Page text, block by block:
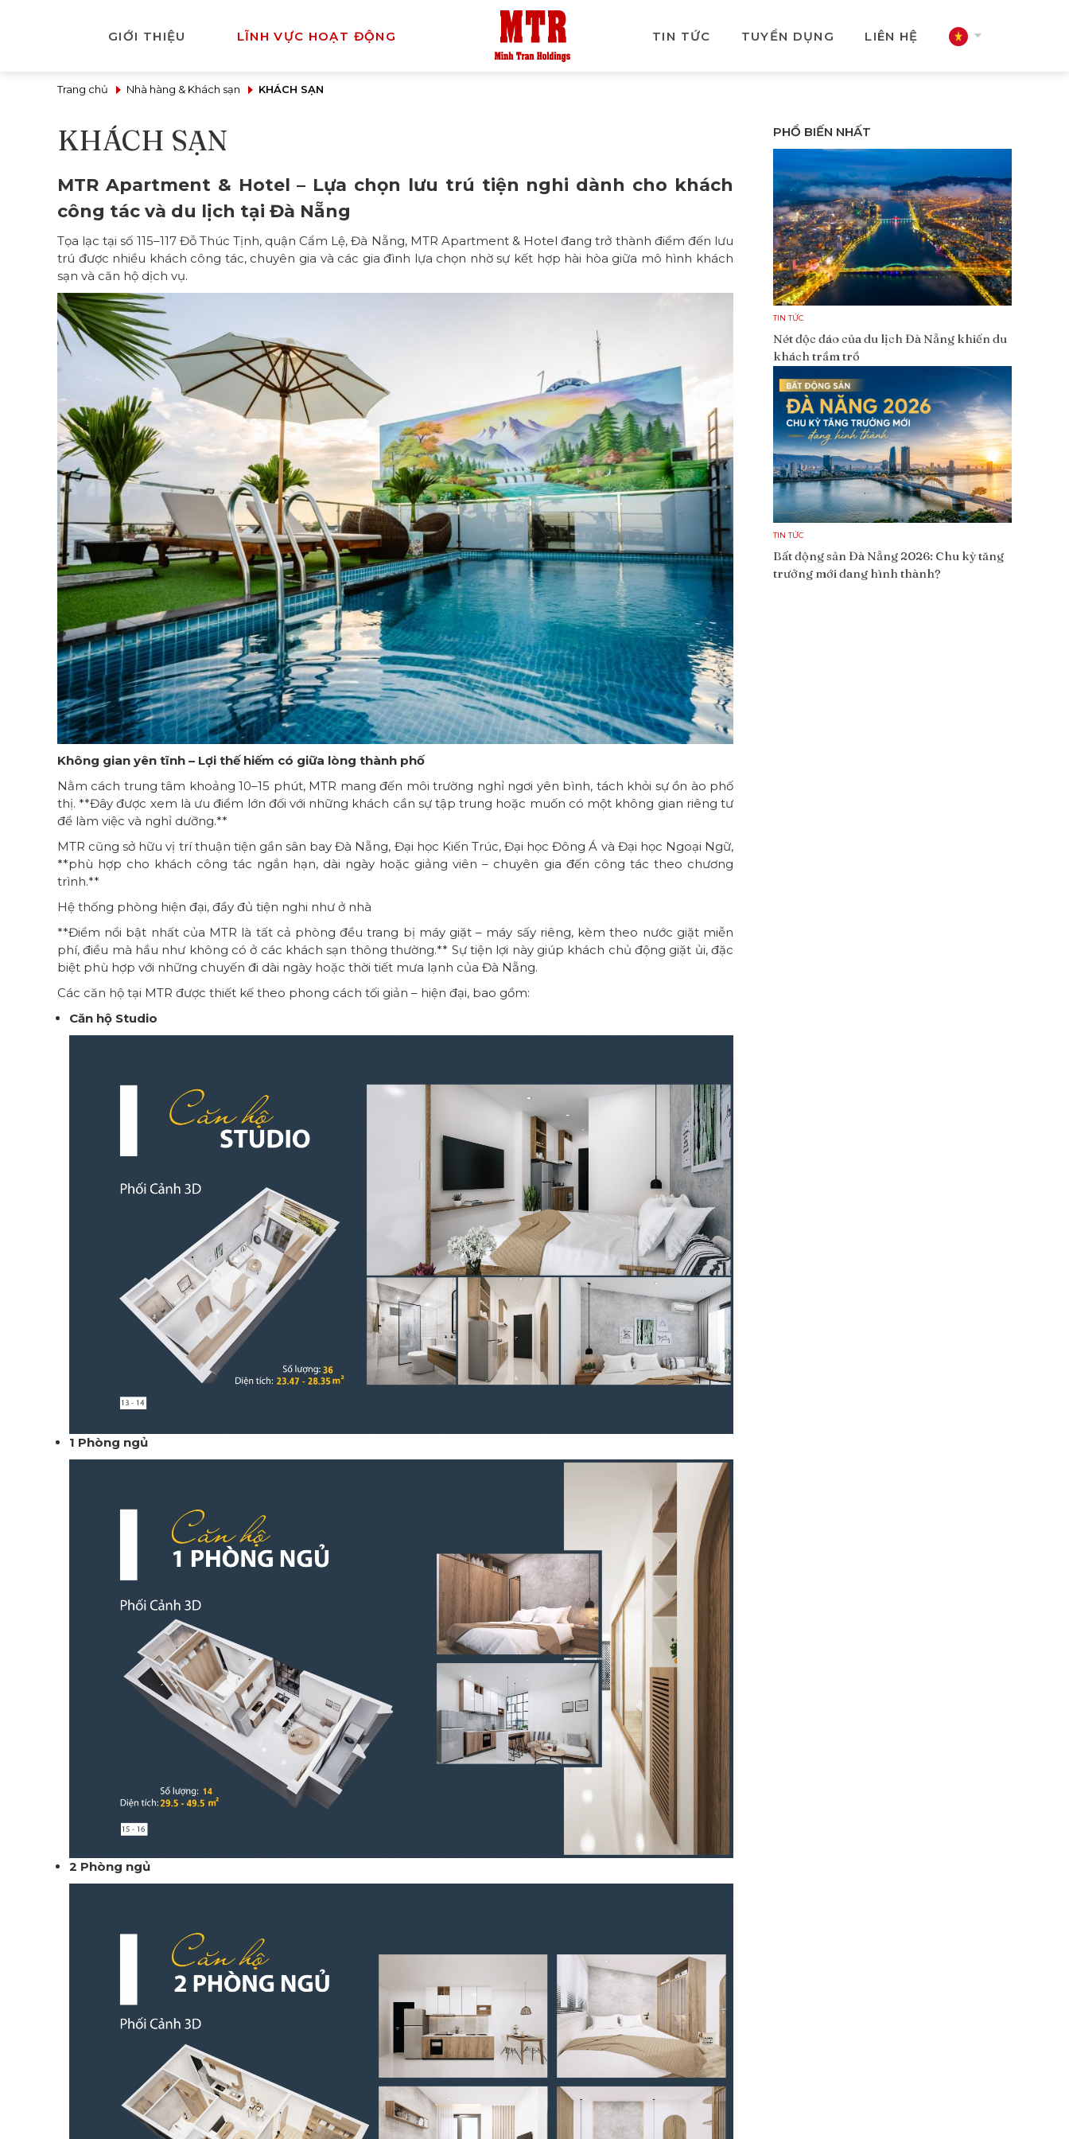
GIỚI THIỆU LĨNH VỰC HOẠT ĐỘNG TIN TỨC TUYỂN DỤNG LIÊN HỆ
Trang chủ Nhà hàng & Khách sạn KHÁCH SẠN
KHÁCH SẠN
MTR Apartment & Hotel – Lựa chọn lưu trú tiện nghi dành cho khách
công tác và du lịch tại Đà Nẵng
Tọa lạc tại số 115–117 Đỗ Thúc Tịnh, quận Cẩm Lệ, Đà Nẵng, MTR Apartment & Hotel đang trở thành điểm đến lưu
trú được nhiều khách công tác, chuyên gia và các gia đình lựa chọn nhờ sự kết hợp hài hòa giữa mô hình khách
sạn và căn hộ dịch vụ.
Không gian yên tĩnh – Lợi thế hiếm có giữa lòng thành phố
Nằm cách trung tâm khoảng 10–15 phút, MTR mang đến môi trường nghỉ ngơi yên bình, tách khỏi sự ồn ào phố
thị. **Đây được xem là ưu điểm lớn đối với những khách cần sự tập trung hoặc muốn có một không gian riêng tư
để làm việc và nghỉ dưỡng.**
MTR cũng sở hữu vị trí thuận tiện gần sân bay Đà Nẵng, Đại học Kiến Trúc, Đại học Đông Á và Đại học Ngoại Ngữ,
**phù hợp cho khách công tác ngắn hạn, dài ngày hoặc giảng viên – chuyên gia đến công tác theo chương
trình.**
Hệ thống phòng hiện đại, đầy đủ tiện nghi như ở nhà
**Điểm nổi bật nhất của MTR là tất cả phòng đều trang bị máy giặt – máy sấy riêng, kèm theo nước giặt miễn
phí, điều mà hầu như không có ở các khách sạn thông thường.** Sự tiện lợi này giúp khách chủ động giặt ủi, đặc
biệt phù hợp với những chuyến đi dài ngày hoặc thời tiết mưa lạnh của Đà Nẵng.
Các căn hộ tại MTR được thiết kế theo phong cách tối giản – hiện đại, bao gồm:
Căn hộ Studio
1 Phòng ngủ
2 Phòng ngủ
PHỔ BIẾN NHẤT
TIN TỨC
Nét độc đáo của du lịch Đà Nẵng khiến du
khách trầm trồ
TIN TỨC
Bất động sản Đà Nẵng 2026: Chu kỳ tăng
trưởng mới đang hình thành?